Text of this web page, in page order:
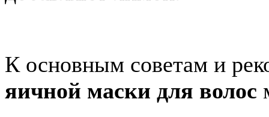
К основным советам и
яичной маски для волос